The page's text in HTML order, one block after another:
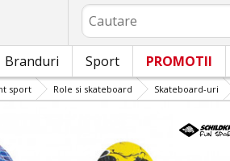
Cautare
Branduri Sport PROMOTII
sport Role si skateboard Skateboard-uri